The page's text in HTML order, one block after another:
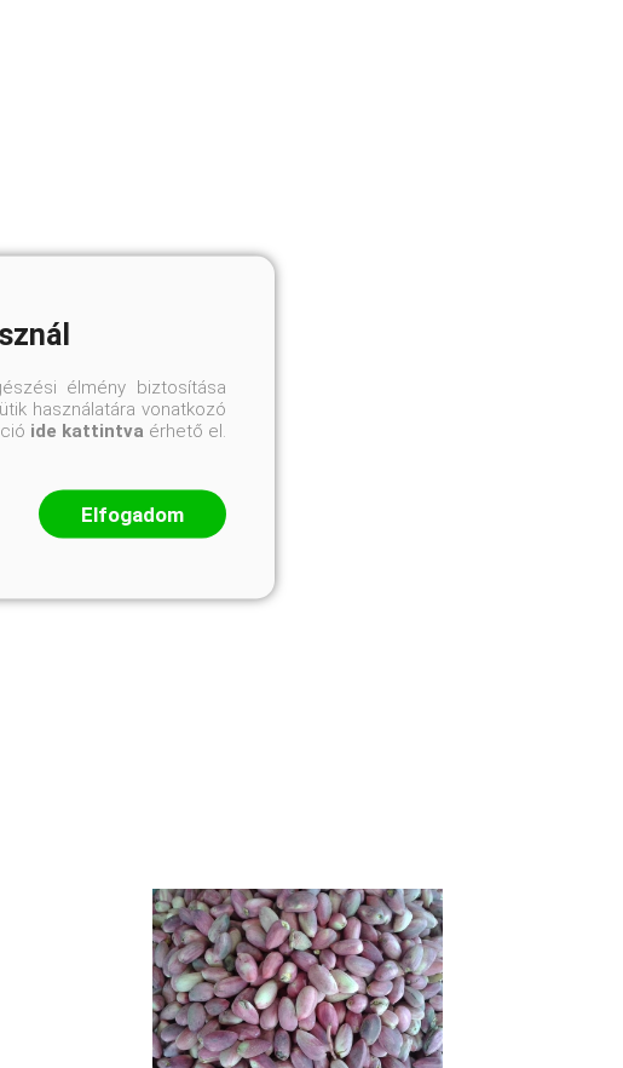
élmény biztosítása
használatára vonatkozó
ide kattintva érhető el.
Elfogadom